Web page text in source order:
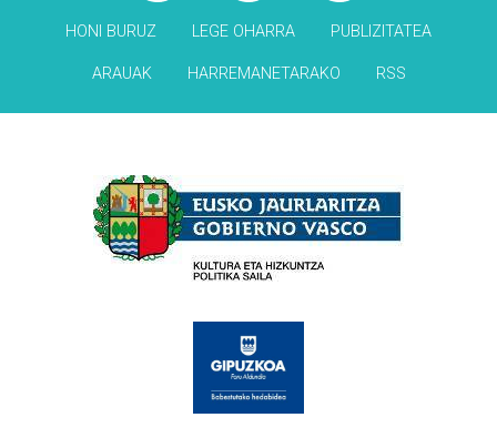
HONI BURUZ LEGE OHARRA PUBLIZITATEA
ARAUAK HARREMANETARAKO RSS